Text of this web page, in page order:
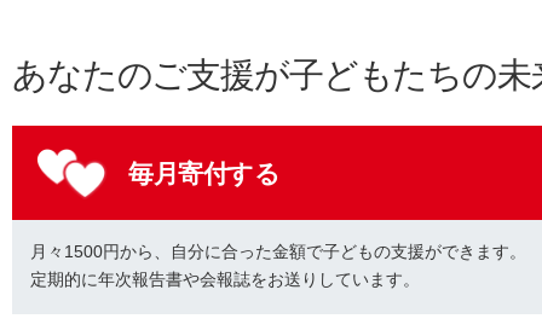
あなたのご支援が子どもたちの
毎月寄付する
月々1500円から、自分に合った金額で子どもの支援ができます。
定期的に年次報告書や会報誌をお送りしています。